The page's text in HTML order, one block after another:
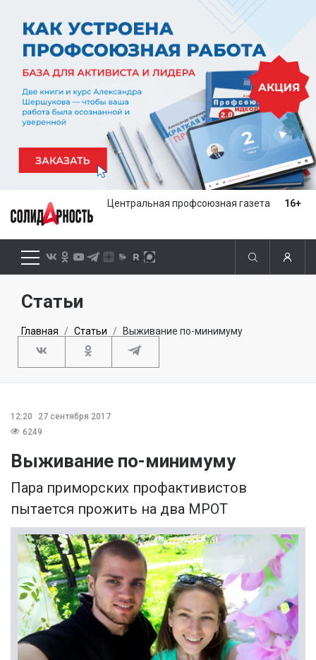
Центральная профсоюзная газета 16+
Статьи
Главная Статьи Выживание по-минимуму
12:20
27 сентября 2017
6249
Выживание по-минимуму
Пара приморских профактивистов
пытается прожить на два МРОТ